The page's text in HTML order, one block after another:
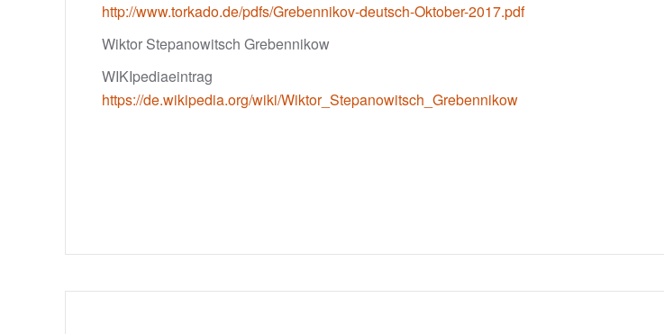
http://www.torkado.de/pdfs/Grebennikov-deutsch-Oktober-2017.pdf
Wiktor Stepanowitsch Grebennikow
WIKIpediaeintrag
https://de.wikipedia.org/wiki/Wiktor_Stepanowitsch_Grebennikow